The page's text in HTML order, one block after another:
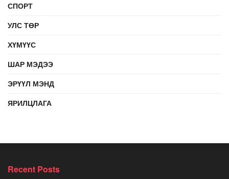
СПОРТ
УЛС ТӨР
ХҮМҮҮС
ШАР МЭДЭЭ
ЭРҮҮЛ МЭНД
ЯРИЛЦЛАГА
Recent Posts